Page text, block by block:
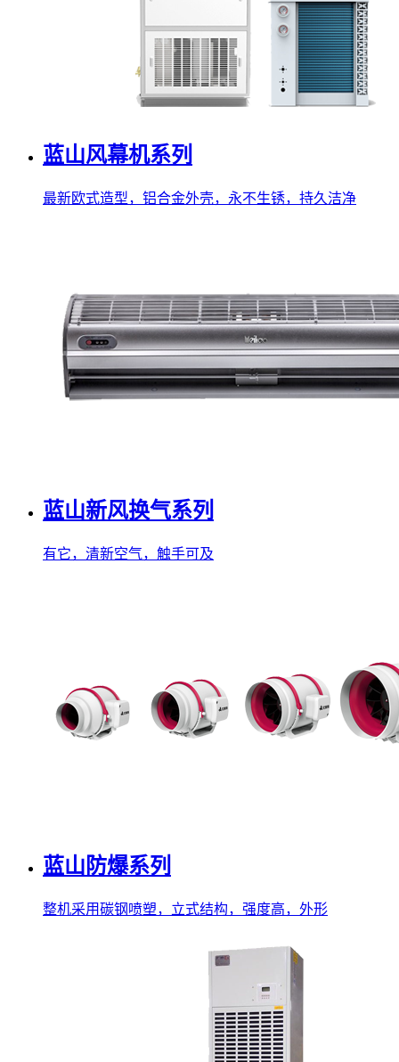
蓝山风幕机系列
最新欧式造型，铝合金外壳，永不生锈，持久洁净
蓝山新风换气系列
有它，清新空气，触手可及
蓝山防爆系列
整机采用碳钢喷塑，立式结构，强度高，外形